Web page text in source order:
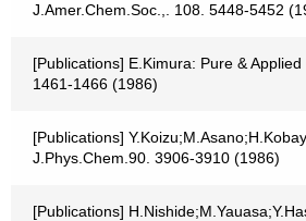
J.Amer.Chem.Soc.,. 108. 5448-5452
[Publications] E.Kimura: Pure & Applied
1461-1466 (1986)
[Publications]
J.Phys.Chem.90. 3906-3910 (1986)
[Publications]